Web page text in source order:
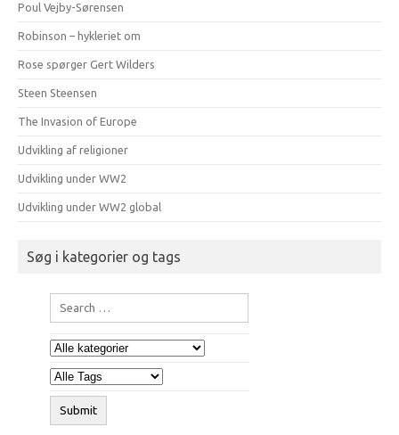
Poul Vejby-Sørensen
Robinson – hykleriet om
Rose spørger Gert Wilders
Steen Steensen
The Invasion of Europe
Udvikling af religioner
Udvikling under WW2
Udvikling under WW2 global
Søg i kategorier og tags